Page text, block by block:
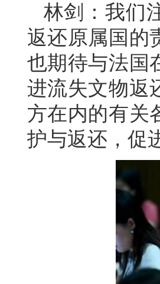
林剑：我们
返还原属国的
也期待与法国
进流失文物返
方在内的有关
护与返还，促